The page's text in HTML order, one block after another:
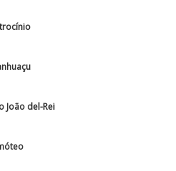
João del-Rei